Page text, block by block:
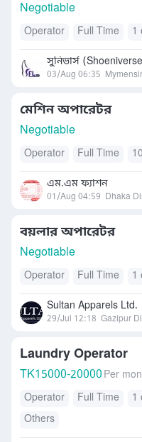
Negotiable
Operator Full Time 1
সুনিভার্স
03/Aug 06:35
মেশিন অপারেটর
Negotiable
Operator Full Time
এম.এম ফ্যাশন
01/Aug 04:59 Dhaka
বয়লার অপারেটর
Negotiable
Operator Full Time 1
Sultan Apparels Ltd.
29/Jul 12:18 Gazipur
Laundry Operator
TK15000-20000 Per
Operator
Full Time 1
Others